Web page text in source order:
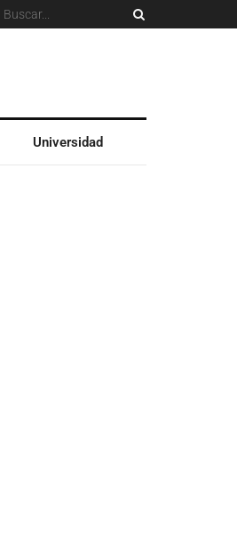
Universidad